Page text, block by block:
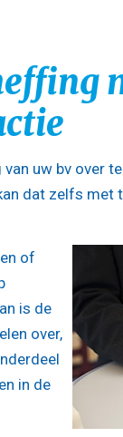
uw bv over
dat zelfs met
of
is de
over,
in de